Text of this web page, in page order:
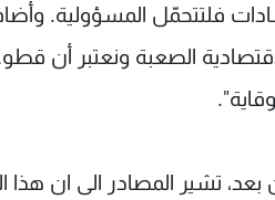
فلتتحمّل
الصعبة ونعتبر أن
بعد، تشير المصادر الى ان